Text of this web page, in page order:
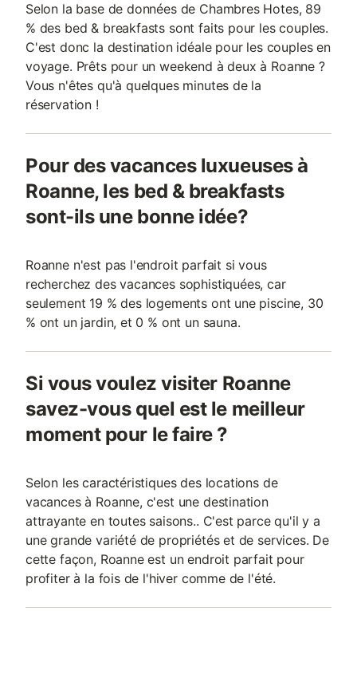
Selon la base de données de Chambres Hotes, 89
% des bed & breakfasts sont faits pour les couples.
C'est donc la destination idéale pour les couples en
voyage. Prêts pour un weekend à deux à Roanne ?
Vous n'êtes qu'à quelques minutes de la
réservation !
Pour des vacances luxueuses à
Roanne, les bed & breakfasts
sont-ils une bonne idée?
Roanne n'est pas l'endroit parfait si vous
recherchez des vacances sophistiquées, car
seulement 19 % des logements ont une piscine, 30
% ont un jardin, et 0 % ont un sauna.
Si vous voulez visiter Roanne
savez-vous quel est le meilleur
moment pour le faire ?
Selon les caractéristiques des locations de
vacances à Roanne, c'est une destination
attrayante en toutes saisons.. C'est parce qu'il y a
une grande variété de propriétés et de services. De
cette façon, Roanne est un endroit parfait pour
profiter à la fois de l'hiver comme de l'été.